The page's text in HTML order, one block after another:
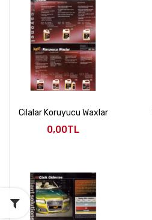
Cilalar Koruyucu Waxlar
0,00TL